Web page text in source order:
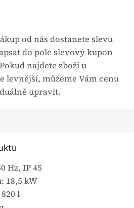
od nás dostanete slevu
do pole slevový kupon
najdete zboží u
levnější, můžeme Vám cenu
upravit.
Hz, IP 45
18,5 kW
l